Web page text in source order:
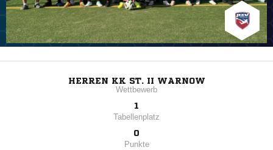
HERREN KK ST. II WARNOW
Wettbewerb
1
Tabellenplatz
0
Punkte